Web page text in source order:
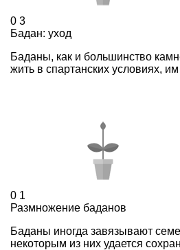
0 3
Бадан: уход
Баданы, как и большинство
жить в спартанских условиях,
0 1
Размножение баданов
Баданы иногда завязывают
некоторым из них удается